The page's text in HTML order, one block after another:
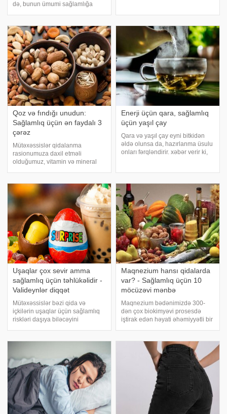
də, bunun ümumi sağlamlığa
həkim Serra Oğuz
Ahmet açıqlama verib. Onun
sözlərinə görə, elm
qalma ehtimalını artırır. Qeyd
Qoz və fındığı unudun:
Sağlamlıq üçün ən faydalı 3
çərəz
Mütəxəssislər qidalanma
rasionumuza daxil etməli
olduğumuz, vitamin və mineral
həm ürəyi qoruyur, həm də
yaşlanmanı ləngidir. xəbər verir
ki, Braziliya qoz
Enerji üçün qara, sağlamlıq
üçün yaşıl çay
Qara və yaşıl çay eyni bitkidən
əldə olunsa da, hazırlanma üsulu
onları fərqləndirir. xəbər verir ki,
yorğunluğu azaldır, beyi
Uşaqlar çox sevir amma
sağlamlıq üçün təhlükəlidir -
Valideynlər diqqət
Mütəxəssislər bəzi qida və
içkilərin uşaqlar üçün sağlamlıq
riskləri daşıya biləcəyini
afrodizya
Maqnezium hansı qidalarda
var? - Sağlamlıq üçün 10
möcüzəvi mənbə
Maqnezium bədənimizdə 300-
dən çox biokimyəvi prosesdə
iştirak edən həyati əhəmiyyətli bir
funksiyanı yerinə yetirən bu
mineralın çatışmazlığı yorğunluq,